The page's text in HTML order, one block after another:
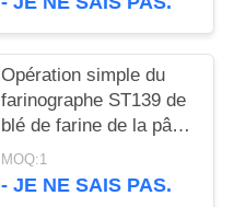
Opération simple du
farinographe ST139 de
blé de farine de la pâte
de rhéologie
d'instrument
MOQ:1
- JE NE SAIS PAS.